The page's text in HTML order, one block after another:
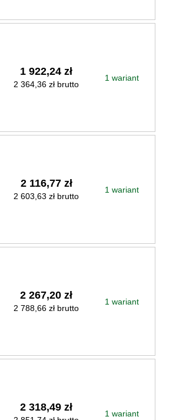
1 922,24 zł
2 364,36 zł brutto
1 wariant
2 116,77 zł
2 603,63 zł brutto
1 wariant
2 267,20 zł
2 788,66 zł brutto
1 wariant
2 318,49 zł
1 wariant